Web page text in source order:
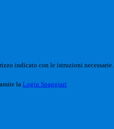
indicato con le istruzioni necessarie.
la Login Spaggiari